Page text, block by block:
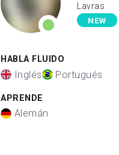
Lavras
NEW
HABLA FLUIDO
Inglés Portugués
APRENDE
Alemán